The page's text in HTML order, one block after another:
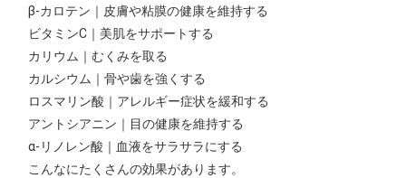
β-カロテン｜皮膚や粘膜の健康を維持する
ビタミンC｜美肌をサポートする
カリウム｜むくみを取る
カルシウム｜骨や歯を強くする
ロスマリン酸｜アレルギー症状を緩和する
アントシアニン｜目の健康を維持する
α-リノレン酸｜血液をサラサラにする
こんなにたくさんの効果があります。